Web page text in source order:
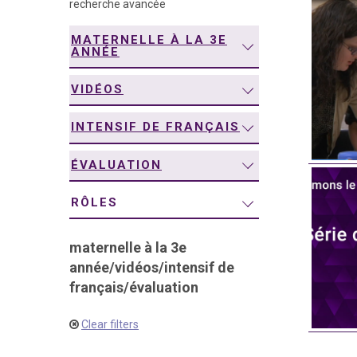
recherche avancée
MATERNELLE À LA 3E
ANNÉE
VIDÉOS
INTENSIF DE FRANÇAIS
ÉVALUATION
RÔLES
maternelle à la 3e
année/vidéos/intensif de
français/évaluation
Clear filters